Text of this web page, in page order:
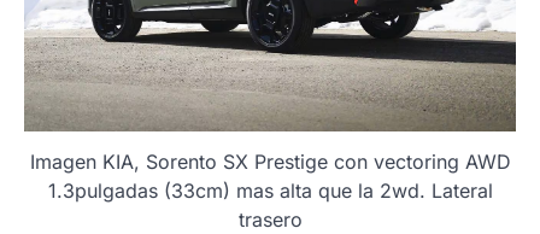
Imagen KIA, Sorento SX Prestige con vectoring AWD
1.3pulgadas (33cm) mas alta que la 2wd. Lateral
trasero